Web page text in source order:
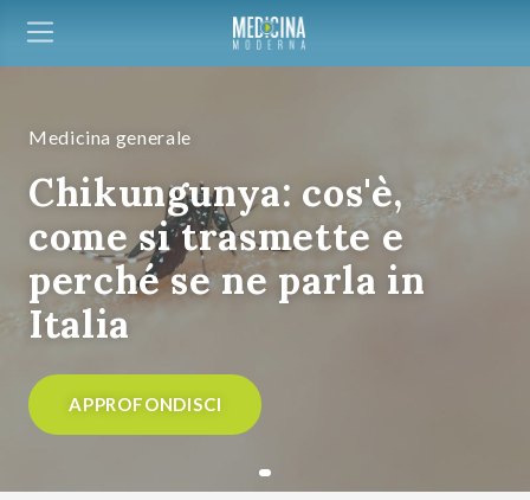
Medicina generale
Chikungunya: cos'è,
come si trasmette e
perché se ne parla in
Italia
APPROFONDISCI